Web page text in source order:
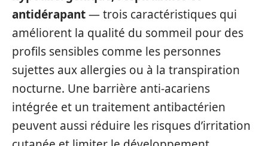
antidérapant— trois caractéristiques qui
améliorent la qualité du sommeil pour des
profils sensibles comme les personnes
sujettes aux allergies ou à la transpiration
nocturne. Une barrière anti-acariens
intégrée et un traitement antibactérien
peuvent aussi réduire les risques d’irritation